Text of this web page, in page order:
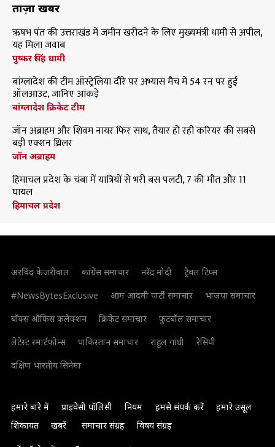
ताज़ा खबरें
ऋषभ पंत की उत्तराखंड में जमीन खरीदने के लिए मुख्यमंत्री धामी से अपील,
यह मिला जवाब
पुष्कर सिंह धामी
बांग्लादेश की टीम ऑस्ट्रेलिया दौरे पर अभ्यास मैच में 54 रन पर हुई
ऑलआउट, जानिए आंकड़े
बांग्लादेश क्रिकेट टीम
जॉन अब्राहम और शिवम नायर फिर साथ, तैयार हो रही करियर की सबसे
बड़ी एक्शन थ्रिलर
जॉन अब्राहम
हिमाचल प्रदेश के चंबा में यात्रियों से भरी बस पलटी, 7 की मौत और 11
घायल
हिमाचल प्रदेश
अरविंद केजरीवाल कांग्रेस समाचार नरेंद्र मोदी
ट्रैवल टिप्स
#NewsBytesExclusive
आम आदमी पार्टी समाचार
भाजपा समाचार
बॉक्स ऑफिस कलेक्शन
क्रिकेट समाचार
फुटबॉल समाचार
लेटेस्ट स्मार्टफोन्स
पाकिस्तान समाचार राहुल गांधी
रेसिपी
दक्षिण भारतीय सिनेमा
हमारे बारे में प्राइवेसी पॉलिसी नियम हमसे संपर्क करें
हमारे उसूल
शिकायत
खबरें समाचार संग्रह विषय संग्रह